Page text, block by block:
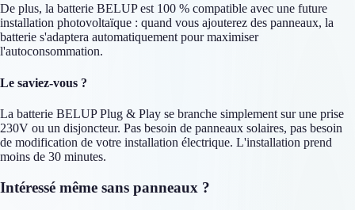
De plus, la batterie BELUP est 100 % compatible avec une future
installation photovoltaïque : quand vous ajouterez des panneaux, la
batterie s'adaptera automatiquement pour maximiser
l'autoconsommation.
Le saviez-vous ?
La batterie BELUP Plug & Play se branche simplement sur une prise
230V ou un disjoncteur. Pas besoin de panneaux solaires, pas besoin
de modification de votre installation électrique. L'installation prend
moins de 30 minutes.
Intéressé même sans panneaux ?